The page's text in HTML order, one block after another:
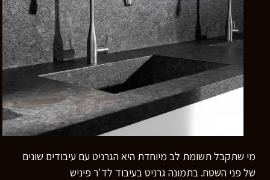
מי שתקבל תשומת לב מיוחדת היא הגרניט עם עיבודים שונים
של פני השטח. בתמונה גרניט בעיבוד לד'ר פיניש